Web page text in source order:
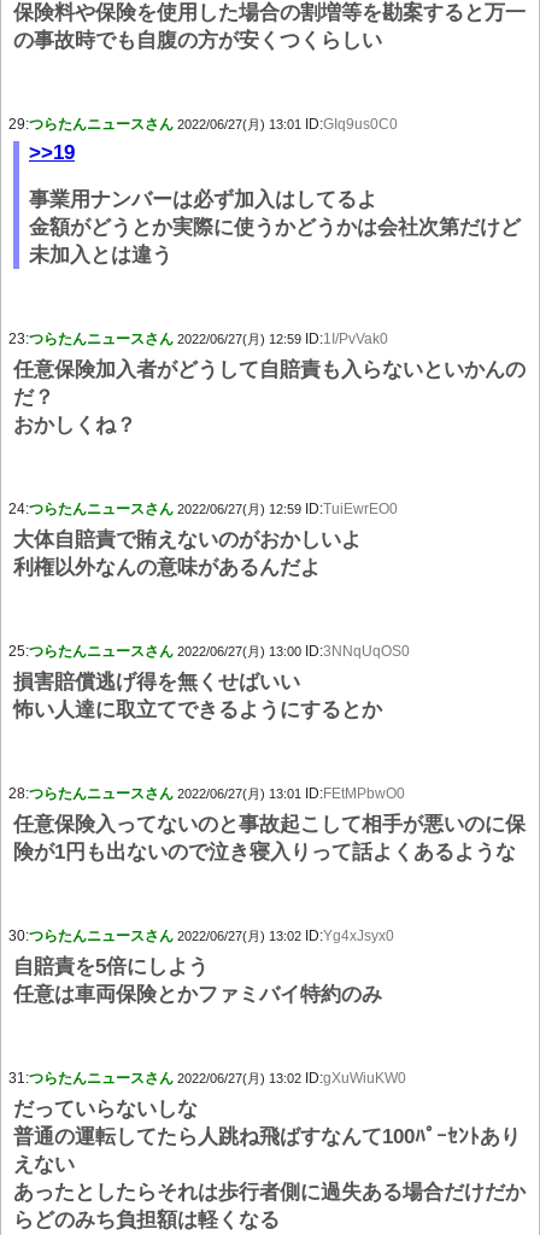
保険料や保険を使用した場合の割増等を勘案すると万一
の事故時でも自腹の方が安くつくらしい
29:つらたんニュースさん 2022/06/27(月) 13:01 ID:GIq9us0C0
>>19
事業用ナンバーは必ず加入はしてるよ
金額がどうとか実際に使うかどうかは会社次第だけど
未加入とは違う
23:つらたんニュースさん 2022/06/27(月) 12:59 ID:1I/PvVak0
任意保険加入者がどうして自賠責も入らないといかんの
だ？
おかしくね？
24:つらたんニュースさん 2022/06/27(月) 12:59 ID:TuiEwrEO0
大体自賠責で賄えないのがおかしいよ
利権以外なんの意味があるんだよ
25:つらたんニュースさん 2022/06/27(月) 13:00 ID:3NNqUqOS0
損害賠償逃げ得を無くせばいい
怖い人達に取立てできるようにするとか
28:つらたんニュースさん 2022/06/27(月) 13:01 ID:FEtMPbwO0
任意保険入ってないのと事故起こして相手が悪いのに保
険が1円も出ないので泣き寝入りって話よくあるような
30:つらたんニュースさん 2022/06/27(月) 13:02 ID:Yg4xJsyx0
自賠責を5倍にしよう
任意は車両保険とかファミバイ特約のみ
31:つらたんニュースさん 2022/06/27(月) 13:02 ID:gXuWiuKW0
だっていらないしな
普通の運転してたら人跳ね飛ばすなんて100ﾊﾟｰｾﾝﾄあり
えない
あったとしたらそれは歩行者側に過失ある場合だけだか
らどのみち負担額は軽くなる